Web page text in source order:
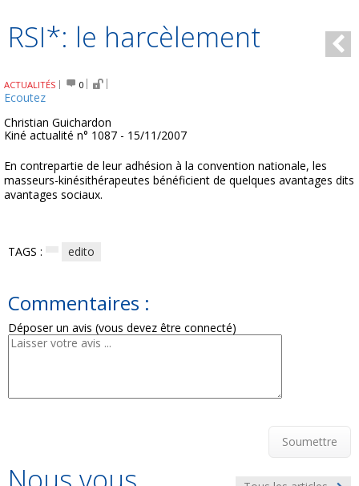
RSI*: le harcèlement
ACTUALITÉS 0
Ecoutez
Christian Guichardon
Kiné actualité n° 1087 - 15/11/2007
En contrepartie de leur adhésion à la convention nationale, les
masseurs-kinésithérapeutes bénéficient de quelques avantages dits
avantages sociaux.
TAGS : edito
Commentaires :
Déposer un avis (vous devez être connecté)
Soumettre